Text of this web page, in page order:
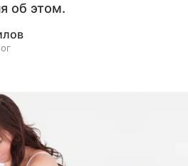
об этом.